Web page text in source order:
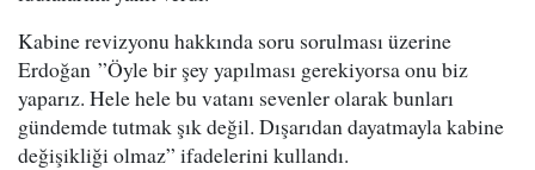
Kabine revizyonu hakkında soru sorulması üzerine
Erdoğan ”Öyle bir şey yapılması gerekiyorsa onu biz
yaparız. Hele hele bu vatanı sevenler olarak bunları
gündemde tutmak şık değil. Dışarıdan dayatmayla kabine
değişikliği olmaz” ifadelerini kullandı.